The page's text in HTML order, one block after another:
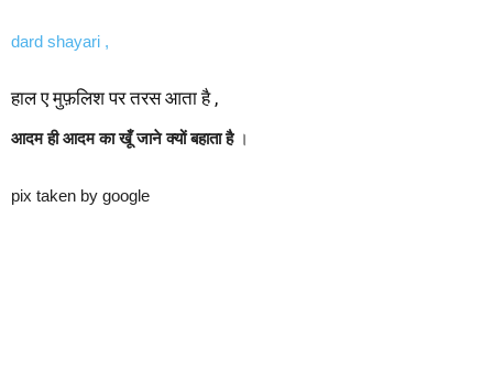
dard shayari ,
हाल ए मुफ़लिश पर तरस आता है ,
आदम ही आदम का खूँ जाने क्यों बहाता है।
pix taken by google